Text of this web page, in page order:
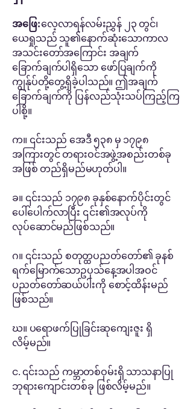
အဖြေ:လေ့လာရန်လမ်းညွှန် ၂၃ တွင်၊
ယေရှုသည် သူ၏နောက်ဆုံးသောကာလ
အသင်းတော်အကြောင်း အချက်
ခြောက်ချက်ပါရှိသော ဖော်ပြချက်ကို
ကျွန်ုပ်တို့တွေ့ရှိခဲ့ပါသည်။ ဤအချက်
ခြောက်ချက်ကို ပြန်လည်သုံးသပ်ကြည့်ကြ
ပါစို့။
က။ ၎င်းသည် အေဒီ ၅၃၈ မှ ၁၇၉၈
အကြားတွင် တရားဝင်အဖွဲ့အစည်းတစ်ခု
အဖြစ် တည်ရှိမည်မဟုတ်ပါ။
ခ။ ၎င်းသည် ၁၇၉၈ ခုနှစ်နောက်ပိုင်းတွင်
ပေါ်ပေါက်လာပြီး ၎င်း၏အလုပ်ကို
လုပ်ဆောင်မည်ဖြစ်သည်။
ဂ။ ၎င်းသည် စတုတ္ထပညတ်တော်၏ ခုနစ်
ရက်မြောက်သောဥပုသ်နေ့အပါအဝင်
ပညတ်တော်ဆယ်ပါးကို စောင့်ထိန်းမည်
ဖြစ်သည်။
ဃ။ ပရောဖက်ပြုခြင်းဆုကျေးဇူး ရှိ
လိမ့်မည်။
င. ၎င်းသည် ကမ္ဘာတစ်ဝှမ်းရှိ သာသနာပြု
ဘုရားကျောင်းတစ်ခု ဖြစ်လိမ့်မည်။